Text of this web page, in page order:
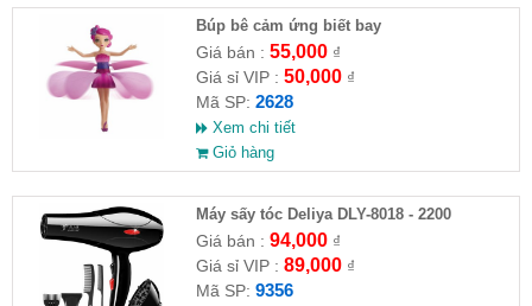
​Búp bê cảm ứng biết bay
Giá bán : 55,000₫
Giá sỉ VIP : 50,000₫
Mã SP: 2628
Xem chi tiết
Giỏ hàng
Máy sấy tóc Deliya DLY-8018 - 2200
Giá bán : 94,000₫
Giá sỉ VIP : 89,000₫
Mã SP: 9356